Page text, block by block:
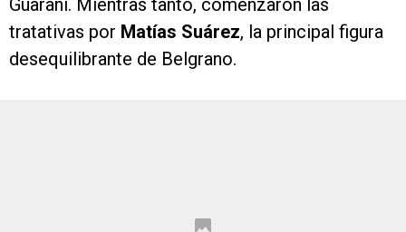
Guaraní. Mientras tanto, comenzaron las
tratativas por Matías Suárez, la principal figura
desequilibrante de Belgrano.